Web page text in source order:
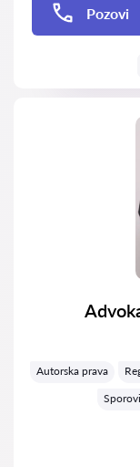
Pozovi
Autorska prava